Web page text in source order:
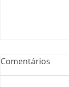
Comentários